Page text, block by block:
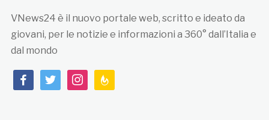
VNews24 è il nuovo portale web, scritto e ideato da
giovani, per le notizie e informazioni a 360° dall’Italia e
dal mondo
facebooktwitterinstagramfeedburner